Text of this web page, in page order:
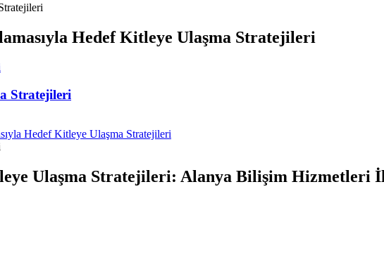
Hedef Kitleye Ulaşma Stratejileri
Stratejileri
Hedef Kitleye Ulaşma Stratejileri
Ulaşma Stratejileri: Alanya Bilişim Hizmetleri